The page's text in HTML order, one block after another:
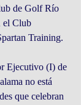
de Golf Río
el Club
Training.
Ejecutivo (I) de
no está
que celebran